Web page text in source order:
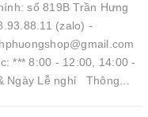
số 819B Trần Hưng
(zalo) -
*** 8:00 - 12:00, 14:00 -
Ngày Lễ nghỉ Thông...